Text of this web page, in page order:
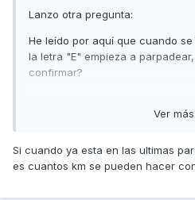
Lanzo otra pregunta:
He leído por aquí que cuando
la letra "E" empieza a
confirmar?
Ver más
Si cuando ya esta en las ultimas
es cuantos km se pueden hacer